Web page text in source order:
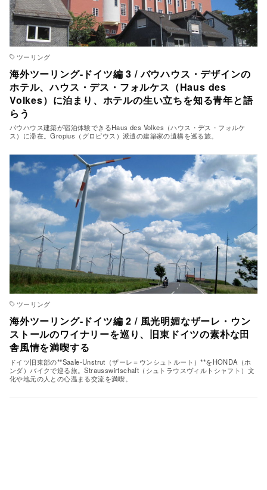
ツーリング
海外ツーリング-ドイツ編 3 / バウハウス・デザインの
ホテル、ハウス・デス・フォルケス（Haus des
Volkes）に泊まり、ホテルの生い立ちを知る青年と語
らう
バウハウス建築が宿泊体験できるHaus des Volkes（ハウス・デス・フォルケ
ス）に滞在。Gropius（グロピウス）派遣の建築家の遺構を巡る旅。
ツーリング
海外ツーリング-ドイツ編 2 / 風光明媚なザーレ・ウン
ストールのワイナリーを巡り、旧東ドイツの素朴な田
舎風情を満喫する
ドイツ旧東部の**Saale-Unstrut（ザーレ＝ウンシュトルート）**をHONDA（ホ
ンダ）バイクで巡る旅。Strausswirtschaft（シュトラウスヴィルトシャフト）文
化や地元の人との心温まる交流を満喫。